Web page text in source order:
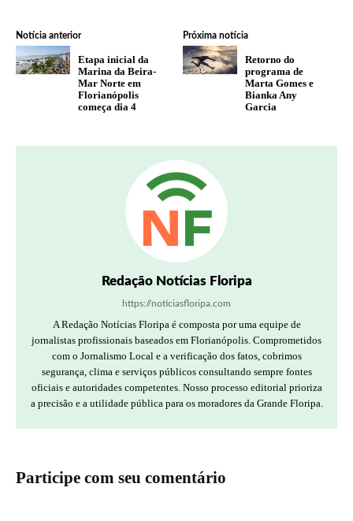
Notícia anterior
Etapa inicial da
Marina da Beira-
Mar Norte em
Florianópolis
começa dia 4
Próxima notícia
Retorno do
programa de
Marta Gomes e
Bianka Any
Garcia
Redação Notícias Floripa
https://noticiasfloripa.com
A Redação Notícias Floripa é composta por uma equipe de
jornalistas profissionais baseados em Florianópolis. Comprometidos
com o Jornalismo Local e a verificação dos fatos, cobrimos
segurança, clima e serviços públicos consultando sempre fontes
oficiais e autoridades competentes. Nosso processo editorial prioriza
a precisão e a utilidade pública para os moradores da Grande Floripa.
Participe com seu comentário